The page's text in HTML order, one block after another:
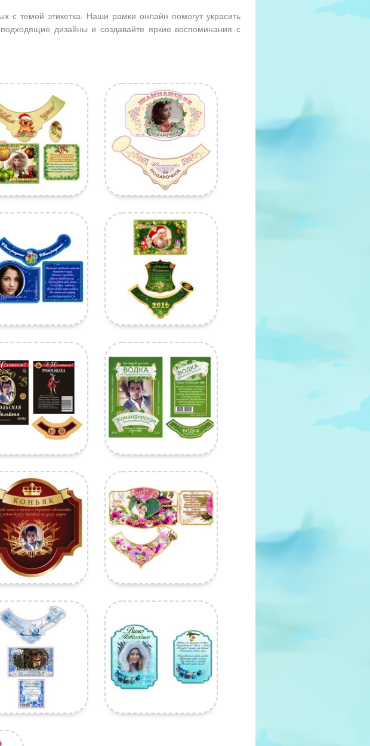
с темой этикетка. Наши рамки онлайн помогут украсить
дизайны и создавайте яркие воспоминания с